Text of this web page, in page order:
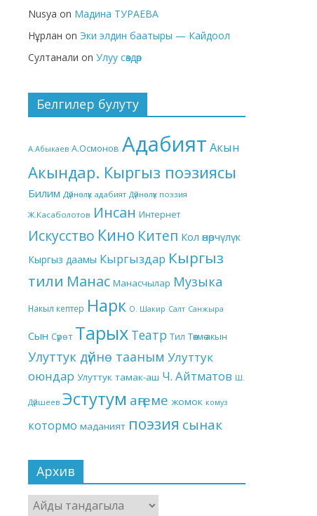
Nusya on Мадина ТУРАЕВА
Нұрлан on Эки элдин баатыры — Кайдоол
Султанали on Улуу сөздөр
Белгилер булуту
А.Абыкаев А.Осмонов Адабият Акын
Акындар. Кыргыз поэзиясы
Билим Дүйнөлүк адабият Дүйнөлүк поэзия
Ж.Касаболотов Инсан Интернет
Искусство Кино Китеп Кол өнөрчүлүк
Кыргыз даамы Кыргыздар Кыргыз
тили Манас Манасчылар Музыка
Накыл кептер Нарк О. Шакир Салт Санжыра
Сын Сүрөт Тарых Театр Тил Төкмө акын
Улуттук дүйнө тааным Улуттук
оюндар Улуттук тамак-аш Ч. Айтматов Ш.
Дүйшеев Эстутум аңгеме жомок комуз
котормо маданият поэзия сынак
Архив
Архив